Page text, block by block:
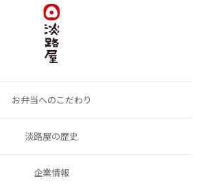
お弁当へのこだわり
淡路屋の歴史
企業情報